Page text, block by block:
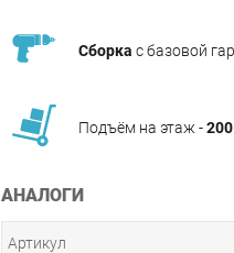
Сборка с базовой
Подъём на этаж -
АНАЛОГИ
Артикул